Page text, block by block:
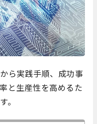
ら実践手順、成功事
と生産性を高めるた
。